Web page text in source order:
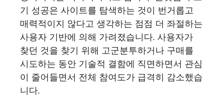
기 성공은 사이트를 탐색하는 것이 번거롭고
매력적이지 않다고 생각하는 점점 더 좌절하는
사용자 기반에 의해 가려졌습니다. 사용자가
찾던 것을 찾기 위해 고군분투하거나 구매를
시도하는 동안 기술적 결함에 직면하면서 관심
이 줄어들면서 전체 참여도가 급격히 감소했습
니다.